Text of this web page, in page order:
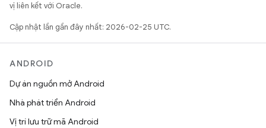
vị liên kết với Oracle.
Cập nhật lần gần đây nhất: 2026-02-25 UTC.
ANDROID
Dự án nguồn mở Android
Nhà phát triển Android
Vị trí lưu trữ mã Android